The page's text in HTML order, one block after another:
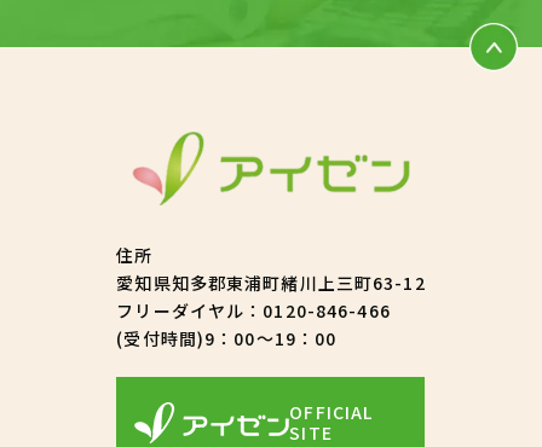
住所
愛知県知多郡東浦町緒川上三町63-12
フリーダイヤル： 0120-846-466
(受付時間)9：00～19：00
OFFICIAL
SITE